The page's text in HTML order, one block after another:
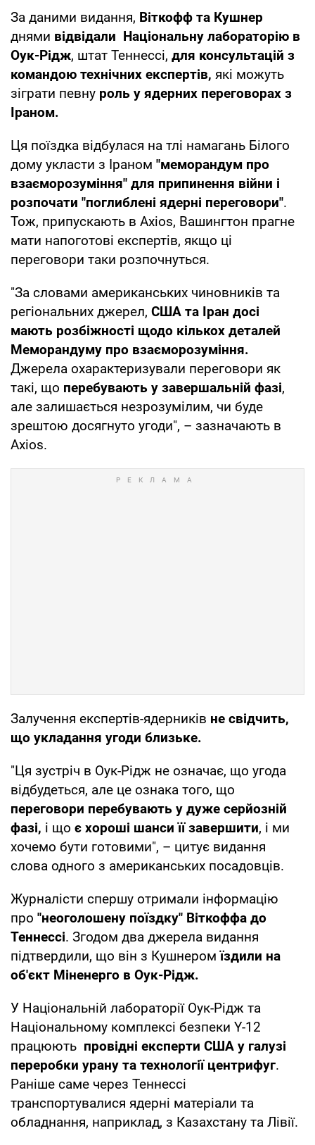
За даними видання, Віткофф та Кушнер
днями відвідали Національну лабораторію в
Оук-Рідж, штат Теннессі, для консультацій з
командою технічних експертів, які можуть
зіграти певну роль у ядерних переговорах з
Іраном.
Ця поїздка відбулася на тлі намагань Білого
дому укласти з Іраном "меморандум про
взаєморозуміння" для припинення війни і
розпочати "поглиблені ядерні переговори".
Тож, припускають в Axios, Вашингтон прагне
мати напоготові експертів, якщо ці
переговори таки розпочнуться.
"За словами американських чиновників та
регіональних джерел, США та Іран досі
мають розбіжності щодо кількох деталей
Меморандуму про взаєморозуміння.
Джерела охарактеризували переговори як
такі, що перебувають у завершальній фазі,
але залишається незрозумілим, чи буде
зрештою досягнуто угоди", – зазначають в
Axios.
Залучення експертів-ядерників не свідчить,
що укладання угоди близьке.
"Ця зустріч в Оук-Рідж не означає, що угода
відбудеться, але це ознака того, що
переговори перебувають у дуже серйозній
фазі, і що є хороші шанси її завершити, і ми
хочемо бути готовими", – цитує видання
слова одного з американських посадовців.
Журналісти спершу отримали інформацію
про "неоголошену поїздку" Віткоффа до
Теннессі. Згодом два джерела видання
підтвердили, що він з Кушнером їздили на
об'єкт Міненерго в Оук-Рідж.
У Національній лабораторії Оук-Рідж та
Національному комплексі безпеки Y-12
працюють провідні експерти США у галузі
переробки урану та технології центрифуг.
Раніше саме через Теннессі
транспортувалися ядерні матеріали та
обладнання, наприклад, з Казахстану та Лівії.